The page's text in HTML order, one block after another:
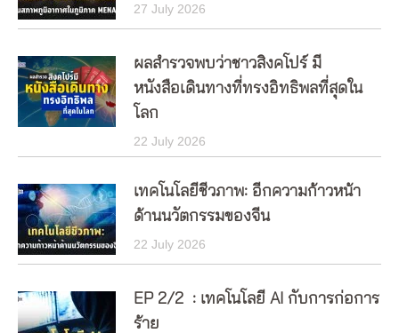
27 July 2026
ผลสำรวจพบว่าชาวสิงคโปร์ มี
หนังสือเดินทางที่ทรงอิทธิพลที่สุดใน
โลก
22 July 2026
เทคโนโลยีชีวภาพ: อีกความก้าวหน้า
ด้านนวัตกรรมของจีน
22 July 2026
EP 2/2 : เทคโนโลยี AI กับการก่อการ
ร้าย